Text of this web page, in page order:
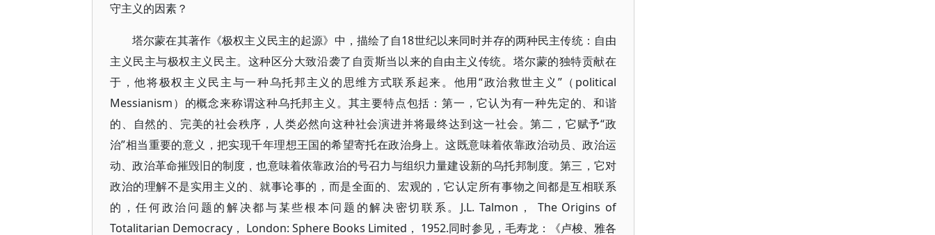
守主义的因素？
塔尔蒙在其著作《极权主义民主的起源》中，描绘了自18世纪以来同时并存的两种民主传统：自由
主义民主与极权主义民主。这种区分大致沿袭了自贡斯当以来的自由主义传统。塔尔蒙的独特贡献在
于，他将极权主义民主与一种乌托邦主义的思维方式联系起来。他用“政治救世主义”（political
Messianism）的概念来称谓这种乌托邦主义。其主要特点包括：第一，它认为有一种先定的、和谐
的、自然的、完美的社会秩序，人类必然向这种社会演进并将最终达到这一社会。第二，它赋予“政
治”相当重要的意义，把实现千年理想王国的希望寄托在政治身上。这既意味着依靠政治动员、政治运
动、政治革命摧毁旧的制度，也意味着依靠政治的号召力与组织力量建设新的乌托邦制度。第三，它对
政治的理解不是实用主义的、就事论事的，而是全面的、宏观的，它认定所有事物之间都是互相联系
的，任何政治问题的解决都与某些根本问题的解决密切联系。J.L. Talmon， The Origins of
Totalitarian Democracy， London: Sphere Books Limited， 1952.同时参见，毛寿龙：《卢梭、雅各